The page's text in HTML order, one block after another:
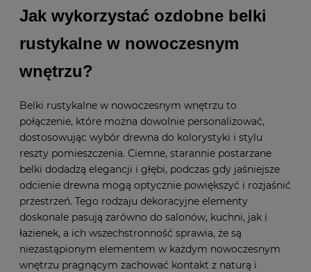
Jak wykorzystać ozdobne belki
rustykalne w nowoczesnym
wnętrzu?
Belki rustykalne w nowoczesnym wnętrzu to
połączenie, które można dowolnie personalizować,
dostosowując wybór drewna do kolorystyki i stylu
reszty pomieszczenia. Ciemne, starannie postarzane
belki dodadzą elegancji i głębi, podczas gdy jaśniejsze
odcienie drewna mogą optycznie powiększyć i rozjaśnić
przestrzeń. Tego rodzaju dekoracyjne elementy
doskonale pasują zarówno do salonów, kuchni, jak i
łazienek, a ich wszechstronność sprawia, że są
niezastąpionym elementem w każdym nowoczesnym
wnętrzu pragnącym zachować kontakt z naturą i